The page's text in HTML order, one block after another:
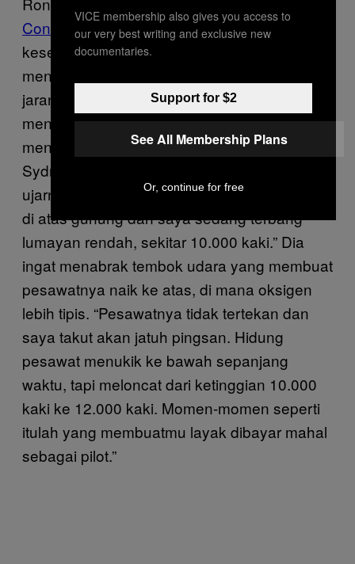
Consulting, sekaligus mantan direktur
keselamatan maskapai Qantas. Dia
mengatakan goncangan ekstrem sangat
jarang terjadi, biarpun dia pernah
mengalaminya sekali. “Saya ingat sedang
menerbangkan pesawat kecil menuju
Sydney melewati Pegunungan Biru Australia,”
ujarnya. “Ada badai dan goncangan mekanik
di atas gunung dan saya sedang terbang
lumayan rendah, sekitar 10.000 kaki.” Dia
ingat menabrak tembok udara yang membuat
pesawatnya naik ke atas, di mana oksigen
lebih tipis. “Pesawatnya tidak tertekan dan
saya takut akan jatuh pingsan. Hidung
pesawat menukik ke bawah sepanjang
waktu, tapi meloncat dari ketinggian 10.000
kaki ke 12.000 kaki. Momen-momen seperti
itulah yang membuatmu layak dibayar mahal
sebagai pilot.”
VICE membership also gives you access to
our very best writing and exclusive new
documentaries.
Support for $2
See All Membership Plans
Or, continue for free